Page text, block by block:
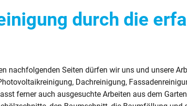
durch die
nachfolgenden Seiten dürfen wir uns und unsere
Dachreinigung,
ferner auch ausgesuchte Arbeiten aus dem